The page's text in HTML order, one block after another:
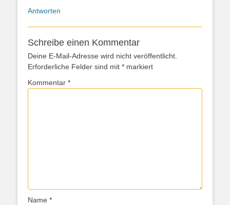
Antworten
Schreibe einen Kommentar
Deine E-Mail-Adresse wird nicht veröffentlicht.
Erforderliche Felder sind mit * markiert
Kommentar *
Name *